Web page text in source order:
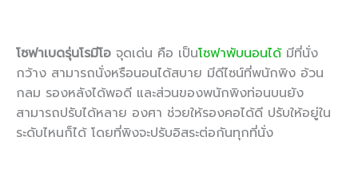
โซฟาเบดรุ่นโรมีโอ จุดเด่น คือ เป็นโซฟาพับนอนได้มีที่นั่ง
กว้าง สามารถนั่งหรือนอนได้สบาย มีดีไซน์ที่พนักพิง อ้วน
กลม รองหลังได้พอดี และส่วนของพนักพิงท่อนบนยัง
สามารถปรับได้หลาย องศา ช่วยให้รองคอได้ดี ปรับให้อยู่ใน
ระดับไหนก็ได้ โดยที่พิงจะปรับอิสระต่อกันทุกที่นั่ง